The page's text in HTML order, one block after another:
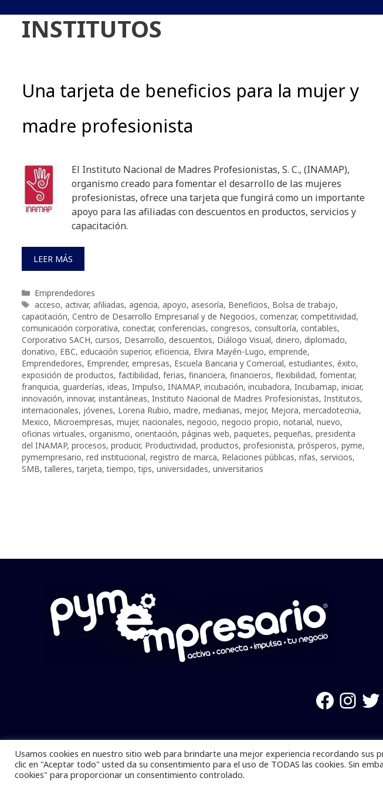
INSTITUTOS
Una tarjeta de beneficios para la mujer y
madre profesionista
El Instituto Nacional de Madres Profesionistas, S. C., (INAMAP),
organismo creado para fomentar el desarrollo de las mujeres
profesionistas, ofrece una tarjeta que fungirá como un importante
apoyo para las afiliadas con descuentos en productos, servicios y
capacitación.
LEER MÁS
Categorías
Emprendedores
Etiquetas
acceso, activar, afiliadas, agencia, apoyo, asesoría, Beneficios, Bolsa de trabajo,
capacitación, Centro de Desarrollo Empresarial y de Negocios, comenzar, competitividad,
comunicación corporativa, conectar, conferencias, congresos, consultoría, contables,
Corporativo SACH, cursos, Desarrollo, descuentos, Diálogo Visual, dinero, diplomado,
donativo, EBC, educación superior, eficiencia, Elvira Mayén-Lugo, emprende,
Emprendedores, Emprender, empresas, Escuela Bancaria y Comercial, estudiantes, éxito,
exposición de productos, factibilidad, ferias, financiera, financieros, fle­xi­bi­li­dad, fomentar,
franquicia, guarderías, ideas, Impulso, INAMAP, incubación, incubadora, Incubamap, iniciar,
innovación, innovar, instantáneas, Instituto Nacional de Madres Profesionistas, Institutos,
internacionales, jóvenes, Lorena Rubio, madre, medianas, mejor, Mejora, mercadotecnia,
Mexico, Microempresas, mujer, nacionales, negocio, negocio propio, notarial, nuevo,
oficinas virtuales, organismo, orientación, páginas web, paquetes, pequeñas, presidenta
del INAMAP, procesos, producir, Productividad, productos, profesionista, prósperos, pyme,
pymempresario, red institucional, registro de marca, Relaciones públicas, rifas, servicios,
SMB,talleres,tarjeta,tiempo,tips, universidades, universitarios
Pymempresario © 2025 Todos los derechos reservados. Se
Usamos cookies en nuestro sitio web para brindarte una mejor experiencia recordando sus
clic en "Aceptar todo" usted da su consentimiento para el uso de TODAS las cookies. Sin
cookies" para proporcionar un consentimiento controlado.